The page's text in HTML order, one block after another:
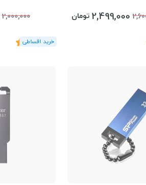
2,499,000 تومان 2,000,000
(3 رای)
5